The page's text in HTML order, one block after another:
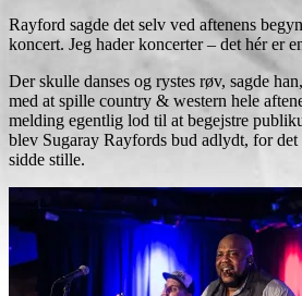
Rayford sagde det selv ved aftenens
koncert. Jeg hader koncerter – det hér er
Der skulle danses og rystes røv, sagde
med at spille country & western hele
melding egentlig lod til at begejstre
blev Sugaray Rayfords bud adlydt, for
sidde stille.